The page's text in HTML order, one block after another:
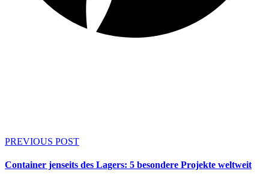
PREVIOUS POST
Container jenseits des Lagers: 5 besondere Projekte weltweit